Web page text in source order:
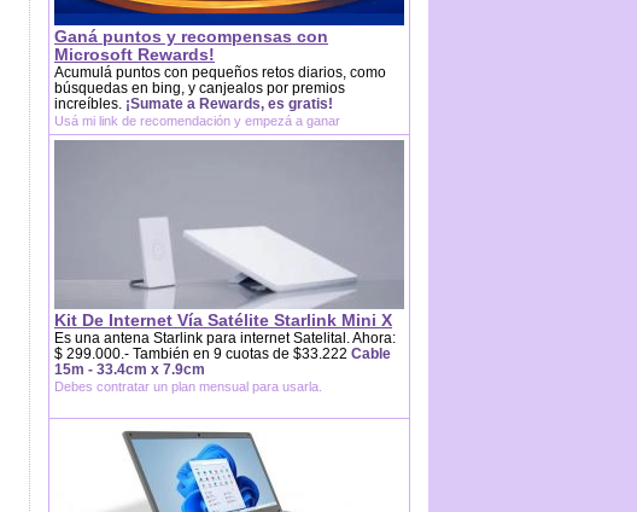
Ganá puntos y recompensas con
Microsoft Rewards!
Acumulá puntos con pequeños retos diarios, como
búsquedas en bing, y canjealos por premios
increíbles. ¡Sumate a Rewards, es gratis!
Usá mi link de recomendación y empezá a ganar
Kit De Internet Vía Satélite Starlink Mini X
Es una antena Starlink para internet Satelital. Ahora:
$ 299.000.- También en 9 cuotas de $33.222 Cable
15m - 33.4cm x 7.9cm
Debes contratar un plan mensual para usarla.